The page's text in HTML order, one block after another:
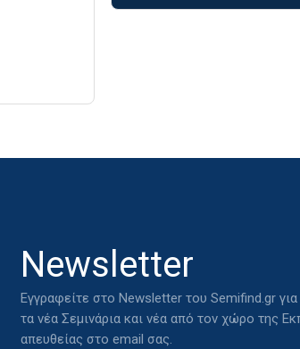
Newsletter
Εγγραφείτε στο Newsletter του Semifind.gr
τα νέα Σεμινάρια και νέα από τον χώρο της
απευθείας στο email σας.